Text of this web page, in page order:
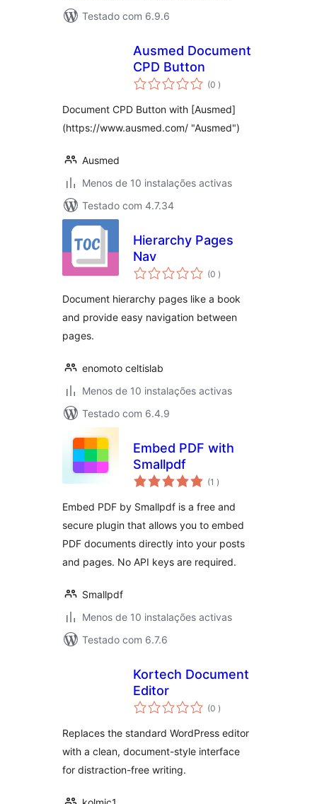
Testado com 6.9.6
Ausmed Document
CPD Button
(0 classificações
)
Document CPD Button with [Ausmed]
(https://www.ausmed.com/ "Ausmed")
Ausmed
Menos de 10 instalações activas
Testado com 4.7.34
Hierarchy Pages
Nav
(0 classificações
)
Document hierarchy pages like a book
and provide easy navigation between
pages.
enomoto celtislab
Menos de 10 instalações activas
Testado com 6.4.9
Embed PDF with
Smallpdf
(1 classificações
)
Embed PDF by Smallpdf is a free and
secure plugin that allows you to embed
PDF documents directly into your posts
and pages. No API keys are required.
Smallpdf
Menos de 10 instalações activas
Testado com 6.7.6
Kortech Document
Editor
(0 classificações
)
Replaces the standard WordPress editor
with a clean, document-style interface
for distraction-free writing.